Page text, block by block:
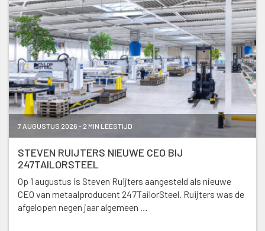
7 AUGUSTUS 2026 - 2 MIN LEESTIJD
STEVEN RUIJTERS NIEUWE CEO BIJ
247TAILORSTEEL
Op 1 augustus is Steven Ruijters aangesteld als nieuwe
CEO van metaalproducent 247TailorSteel. Ruijters was de
afgelopen negen jaar algemeen …